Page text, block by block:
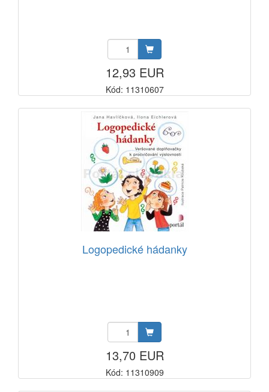
12,93 EUR
Kód: 11310607
Logopedické hádanky
13,70 EUR
Kód: 11310909